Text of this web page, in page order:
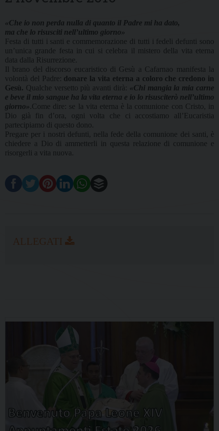
«Che io non perda nulla di quanto il Padre mi ha dato,
ma che lo risusciti nell’ultimo giorno»
Festa di tutti i santi e commemorazione di tutti i fedeli defunti sono
un’unica grande festa in cui si celebra il mistero della vita eterna
data dalla Risurrezione.
Il brano del discorso eucaristico di Gesù a Cafarnao manifesta la
volontà del Padre: donare la vita eterna a coloro che credono in
Gesù. Qualche versetto più avanti dirà: «Chi mangia la mia carne
e beve il mio sangue ha la vita eterna e io lo risusciterò nell’ultimo
giorno» .Come dire: se la vita eterna è la comunione con Cristo, in
Dio già fin d’ora, ogni volta che ci accostiamo all’Eucaristia
partecipiamo di questo dono.
Pregare per i nostri defunti, nella fede della comunione dei santi, è
chiedere a Dio di ammetterli in questa relazione di comunione e
risorgerli a vita nuova.